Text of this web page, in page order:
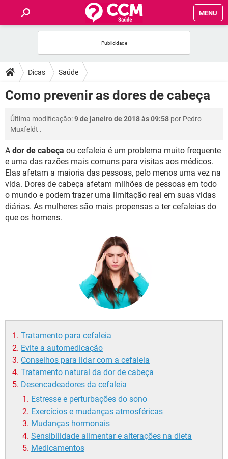
MENU
FÓRUM
SAÚDE
FAMÍLIA
BEM-ESTAR
SEXUALIDADE
GLOSSÁRIO
Dicas Saúde
Como prevenir as dores de cabeça
Última modificação:9 de janeiro de 2018 às 09:58 por Pedro
Muxfeldt .
A dor de cabeça ou cefaleia é um problema muito frequente
e uma das razões mais comuns para visitas aos médicos.
Elas afetam a maioria das pessoas, pelo menos uma vez na
vida. Dores de cabeça afetam milhões de pessoas em todo
o mundo e podem trazer uma limitação real em suas vidas
diárias. As mulheres são mais propensas a ter cefaleias do
que os homens.
Tratamento para cefaleia
Evite a automedicação
Conselhos para lidar com a cefaleia
Tratamento natural da dor de cabeça
Desencadeadores da cefaleia
Estresse e perturbações do sono
Exercícios e mudanças atmosféricas
Mudanças hormonais
Sensibilidade alimentar e alterações na dieta
Medicamentos